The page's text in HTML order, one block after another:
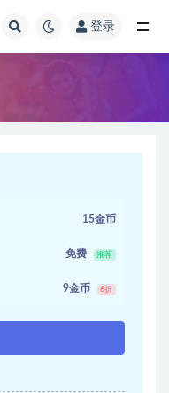
登录
15金币
免费 推荐
9金币 6折